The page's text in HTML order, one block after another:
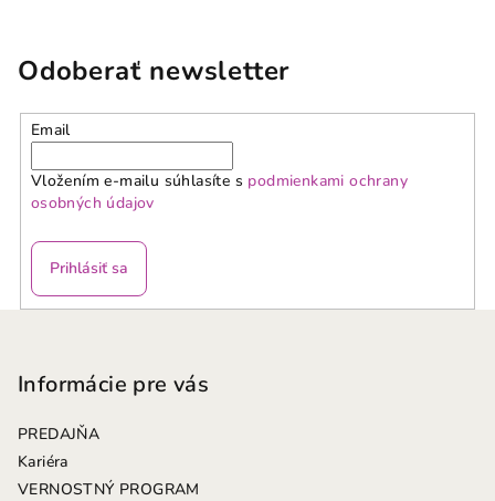
Odoberať newsletter
Email
Vložením e-mailu súhlasíte s podmienkami ochrany
osobných údajov
Prihlásiť sa
Informácie pre vás
PREDAJŇA
Kariéra
VERNOSTNÝ PROGRAM